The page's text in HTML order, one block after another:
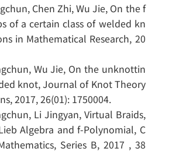
Chen Zhi, Wu Jie, On the f
of a certain class of welded kn
in Mathematical Research, 20
Wu Jie, On the unknottin
knot, Journal of Knot Theory
2017, 26(01): 1750004.
Li Jingyan, Virtual Braids,
Algebra and f-Polynomial, C
Series B, 2017 , 38